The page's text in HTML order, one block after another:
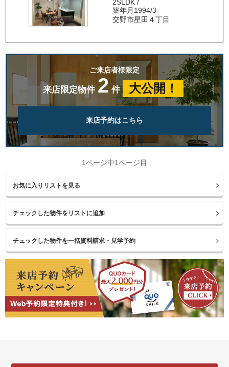
2SLDK /
築年月1994/3
交野市星田４丁目
ご来店者様限定
来店限定物件 2 件 大公開！
来店予約はこちら
1ページ中1ページ目
お気に入りリストを見る